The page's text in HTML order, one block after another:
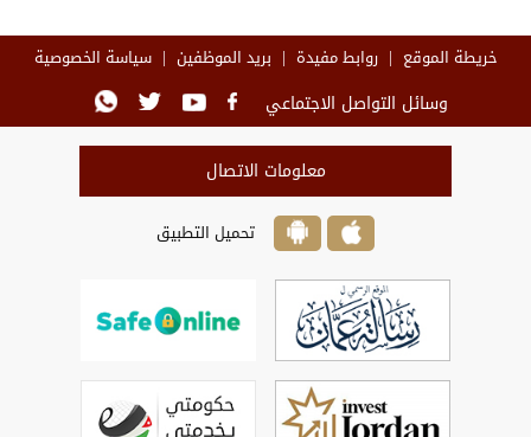
خريطة الموقع روابط مفيدة بريد الموظفين سياسة الخصوصية
وسائل التواصل الاجتماعي
معلومات الاتصال
تحميل التطبيق